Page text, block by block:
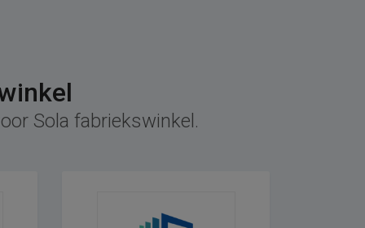
Sola fabriekswinkel.